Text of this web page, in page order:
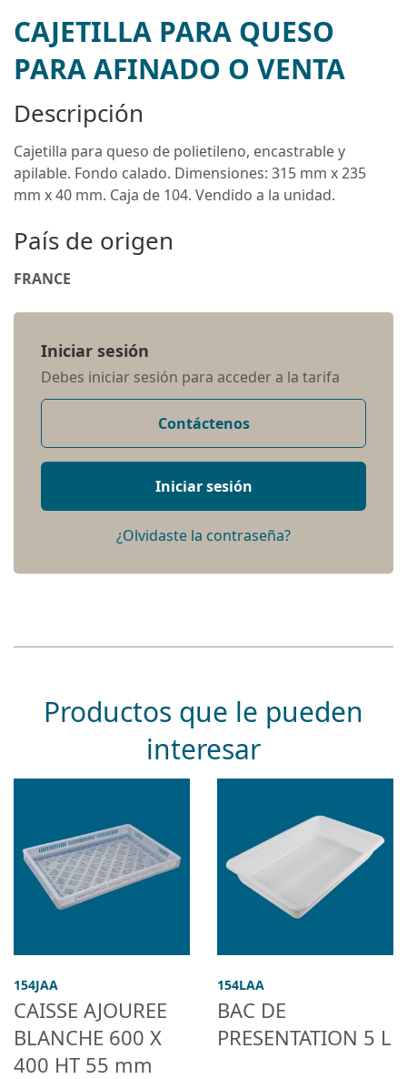
CAJETILLA PARA QUESO
PARA AFINADO O VENTA
Descripción
Cajetilla para queso de polietileno, encastrable y
apilable. Fondo calado. Dimensiones: 315 mm x 235
mm x 40 mm. Caja de 104. Vendido a la unidad.
País de origen
FRANCE
Iniciar sesión
Debes iniciar sesión para acceder a la tarifa
Contáctenos
Iniciar sesión
¿Olvidaste la contraseña?
Productos que le pueden
interesar
154JAA
CAISSE AJOUREE
BLANCHE 600 X
400 HT 55 mm
154LAA
BAC DE
PRESENTATION 5 L